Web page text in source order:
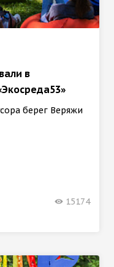
в
берег Веряжи
15174